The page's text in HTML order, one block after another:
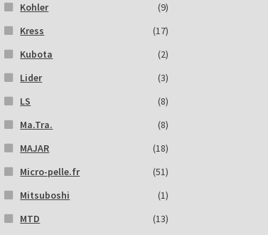
Kohler
(9)
Kress
(17)
Kubota
(2)
Lider
(3)
LS
(8)
Ma.Tra.
(8)
MAJAR
(18)
Micro-pelle.fr
(51)
Mitsuboshi
(1)
MTD
(13)